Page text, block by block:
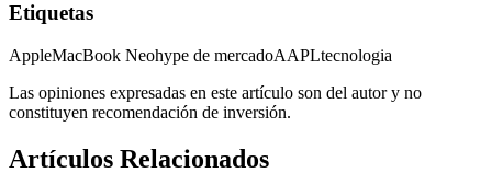
Etiquetas
AppleMacBook Neohype de mercadoAAPLtecnologia
Las opiniones expresadas en este artículo son del autor y no
constituyen recomendación de inversión.
Artículos Relacionados